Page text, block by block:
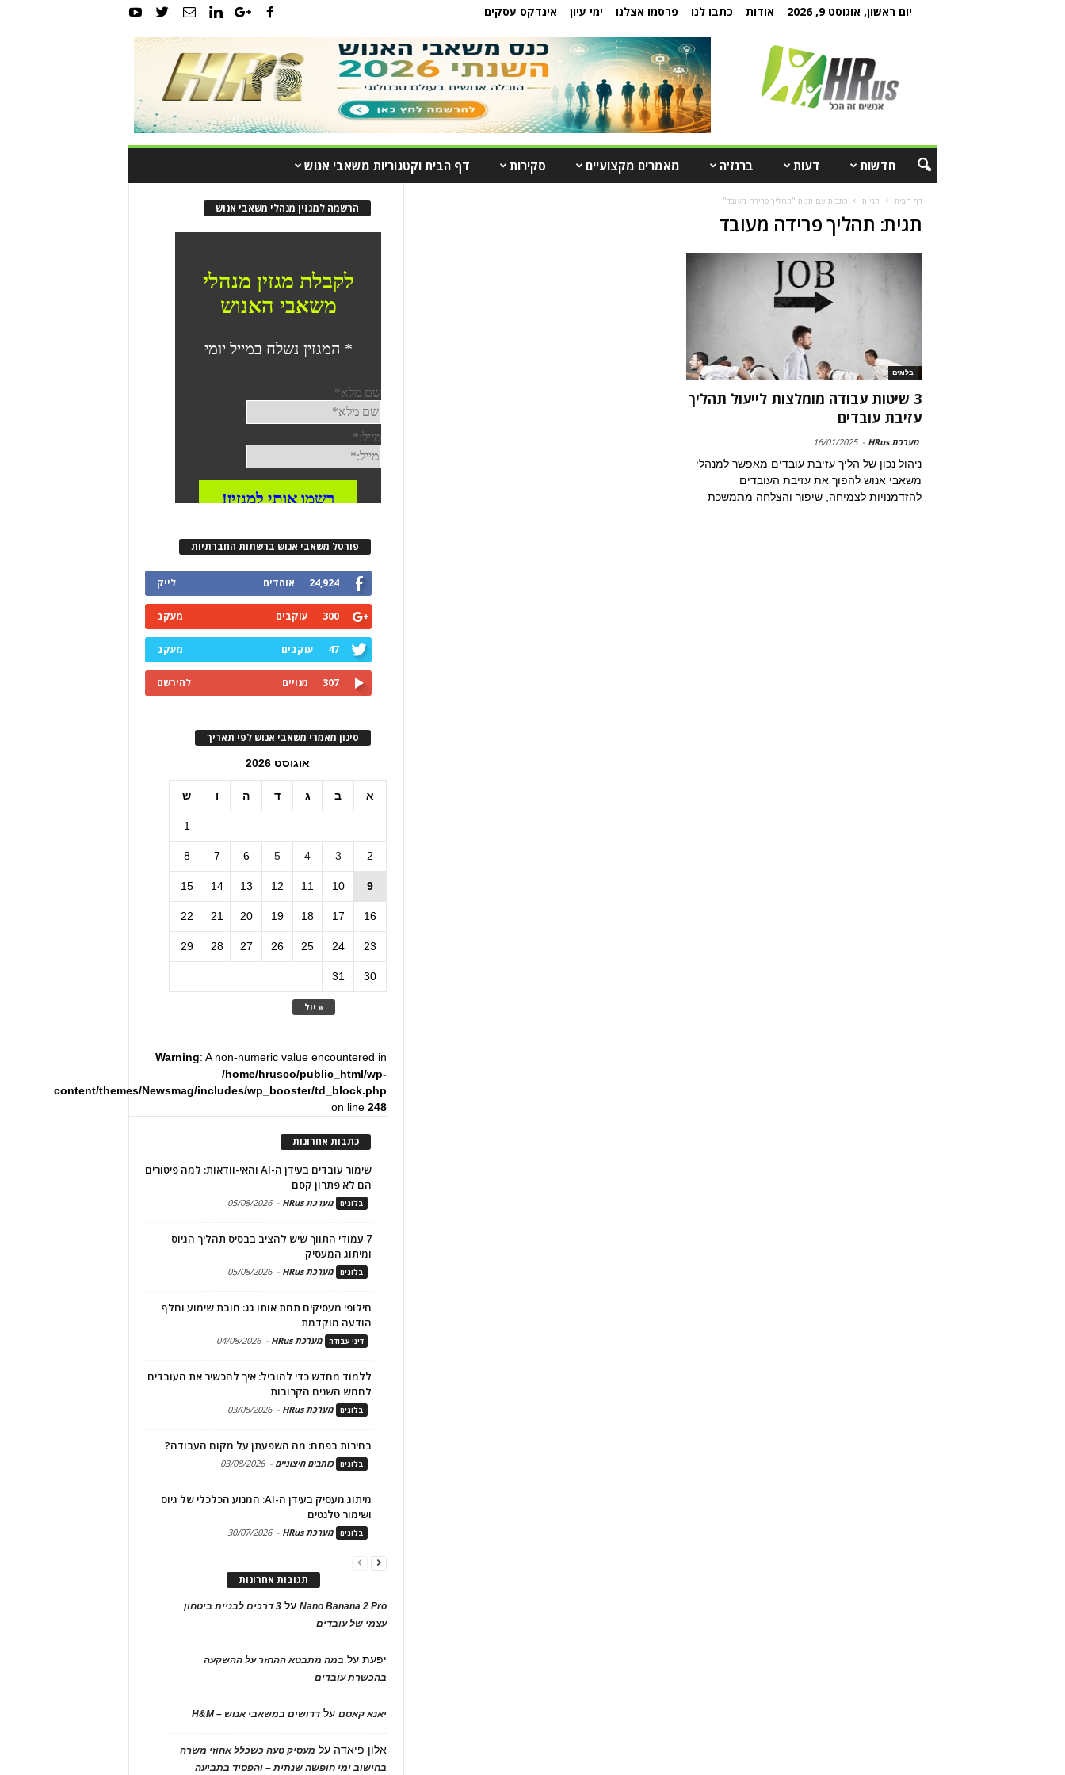
יום ראשון, אוגוסט 9, 2026 אודות כתבו לנו פרסמו אצלנו ימי עיון אינדקס עסקים
חדשות דעות ברנז'ה מאמרים מקצועיים סקירות דף הבית וקטגוריות משאבי אנוש
דף הבית תגיות כתבות עם תגית "תהליך פרידה מעובד"
תגית: תהליך פרידה מעובד
בלוגים
3 שיטות עבודה מומלצות לייעול תהליך
עזיבת עובדים
מערכת HRus -
16/01/2025
ניהול נכון של הליך עזיבת עובדים מאפשר למנהלי
משאבי אנוש להפוך את עזיבת העובדים
להזדמנויות לצמיחה, שיפור והצלחה מתמשכת
הרשמה למגזין מנהלי משאבי אנוש
פורטל משאבי אנוש ברשתות החברתיות
24,924 אוהדים לייק
300 עוקבים מעקב
47 עוקבים מעקב
307 מנויים להירשם
סינון מאמרי משאבי אנוש לפי תאריך
אוגוסט 2026
א ב ג ד ה ו ש
« יול
1
2
3
4
5
6
7
8
9
10
11
12
13
14
15
16
17
18
19
20
21
22
23
24
25
26
27
28
29
30
31
Warning: A non-numeric value encountered in
/home/hrusco/public_html/wp-
content/themes/Newsmag/includes/wp_booster/td_block.php
on line248
כתבות אחרונות
שימור עובדים בעידן ה-AI והאי-וודאות: למה פיטורים
הם לא פתרון קסם
בלוגים מערכת HRus -
05/08/2026
7 עמודי התווך שיש להציב בבסיס תהליך הגיוס
ומיתוג המעסיק
בלוגים מערכת HRus -
05/08/2026
חילופי מעסיקים תחת אותו גג: חובת שימוע וחלף
הודעה מוקדמת
דיני עבודה מערכת HRus -
04/08/2026
ללמוד מחדש כדי להוביל: איך להכשיר את העובדים
לחמש השנים הקרובות
בלוגים מערכת HRus -
03/08/2026
בחירות בפתח: מה השפעתן על מקום העבודה?
בלוגים כותבים חיצוניים -
03/08/2026
מיתוג מעסיק בעידן ה-AI: המנוע הכלכלי של גיוס
ושימור טלנטים
בלוגים מערכת HRus -
30/07/2026
תגובות אחרונות
Nano Banana 2 Proעל
3 דרכים לבניית ביטחון
עצמי של עובדים
יפעתעל במה מתבטא ההחזר על ההשקעה
בהכשרת עובדים
יאנא קאסםעלדרושים במשאבי אנוש – H&M
אלון פיאדה על מעסיק טעה כשכלל אחוזי משרה
בחישוב ימי חופשה שנתית – והפסיד בתביעה